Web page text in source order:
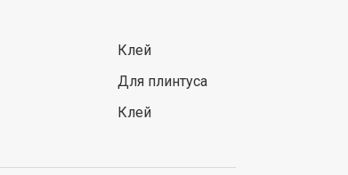
Клей
Для плинтуса
Клей